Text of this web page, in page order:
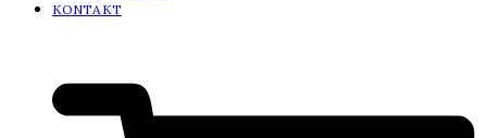
KONTAKT